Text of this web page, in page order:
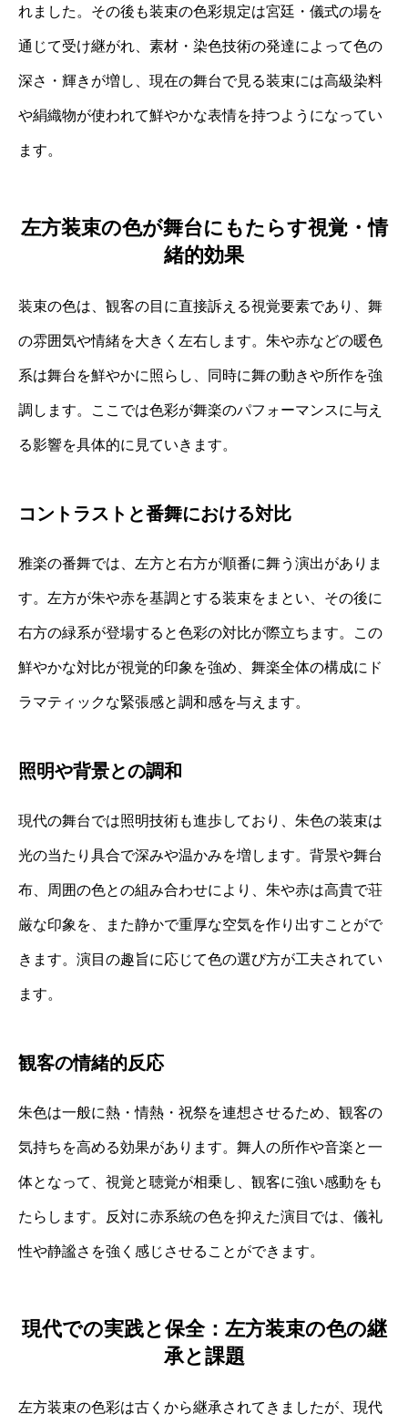
れました。その後も装束の色彩規定は宮廷・儀式の場を
通じて受け継がれ、素材・染色技術の発達によって色の
深さ・輝きが増し、現在の舞台で見る装束には高級染料
や絹織物が使われて鮮やかな表情を持つようになってい
ます。
左方装束の色が舞台にもたらす視覚・情
緒的効果
装束の色は、観客の目に直接訴える視覚要素であり、舞
の雰囲気や情緒を大きく左右します。朱や赤などの暖色
系は舞台を鮮やかに照らし、同時に舞の動きや所作を強
調します。ここでは色彩が舞楽のパフォーマンスに与え
る影響を具体的に見ていきます。
コントラストと番舞における対比
雅楽の番舞では、左方と右方が順番に舞う演出がありま
す。左方が朱や赤を基調とする装束をまとい、その後に
右方の緑系が登場すると色彩の対比が際立ちます。この
鮮やかな対比が視覚的印象を強め、舞楽全体の構成にド
ラマティックな緊張感と調和感を与えます。
照明や背景との調和
現代の舞台では照明技術も進歩しており、朱色の装束は
光の当たり具合で深みや温かみを増します。背景や舞台
布、周囲の色との組み合わせにより、朱や赤は高貴で荘
厳な印象を、また静かで重厚な空気を作り出すことがで
きます。演目の趣旨に応じて色の選び方が工夫されてい
ます。
観客の情緒的反応
朱色は一般に熱・情熱・祝祭を連想させるため、観客の
気持ちを高める効果があります。舞人の所作や音楽と一
体となって、視覚と聴覚が相乗し、観客に強い感動をも
たらします。反対に赤系統の色を抑えた演目では、儀礼
性や静謐さを強く感じさせることができます。
現代での実践と保全：左方装束の色の継
承と課題
左方装束の色彩は古くから継承されてきましたが、現代